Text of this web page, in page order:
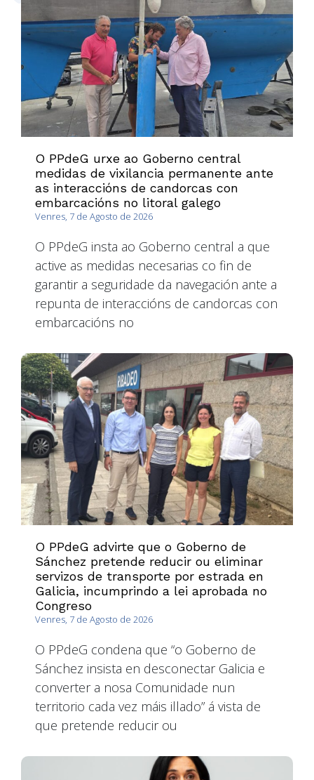
O PPdeG urxe ao Goberno central
medidas de vixilancia permanente ante
as interaccións de candorcas con
embarcacións no litoral galego
Venres, 7 de Agosto de 2026
O PPdeG insta ao Goberno central a que
active as medidas necesarias co fin de
garantir a seguridade da navegación ante a
repunta de interaccións de candorcas con
embarcacións no
O PPdeG advirte que o Goberno de
Sánchez pretende reducir ou eliminar
servizos de transporte por estrada en
Galicia, incumprindo a lei aprobada no
Congreso
Venres, 7 de Agosto de 2026
O PPdeG condena que “o Goberno de
Sánchez insista en desconectar Galicia e
converter a nosa Comunidade nun
territorio cada vez máis illado” á vista de
que pretende reducir ou